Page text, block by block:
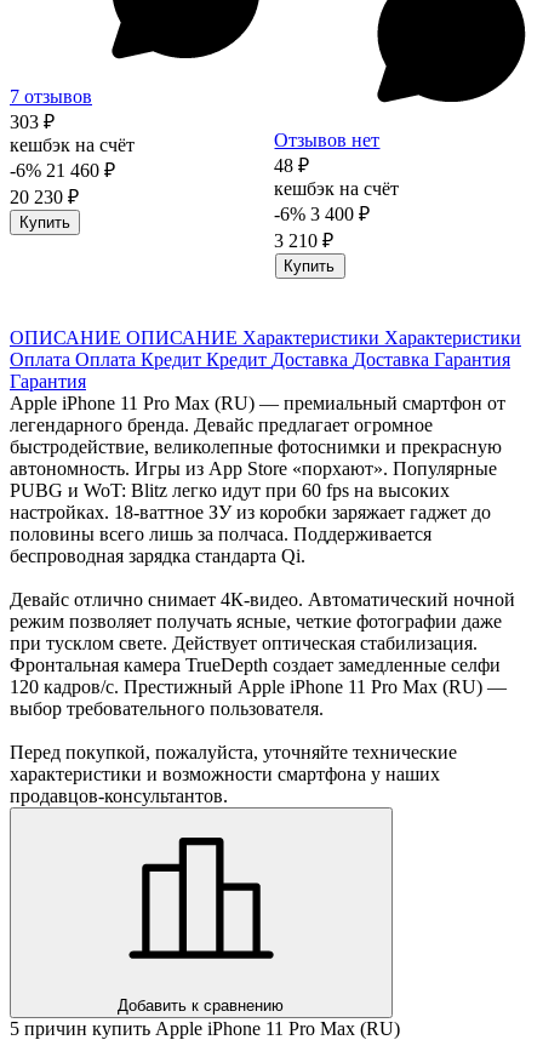
7 отзывов
303 ₽
кешбэк на счёт
-6% 21 460 ₽
20 230 ₽
Купить
Отзывов нет
48 ₽
кешбэк на счёт
-6% 3 400 ₽
3 210 ₽
Купить
ОПИСАНИЕ ОПИСАНИЕ Характеристики Характеристики
Оплата Оплата Кредит Кредит Доставка Доставка Гарантия
Гарантия
Apple iPhone 11 Pro Max (RU) — премиальный смартфон от
легендарного бренда. Девайс предлагает огромное
быстродействие, великолепные фотоснимки и прекрасную
автономность. Игры из App Store «порхают». Популярные
PUBG и WoT: Blitz легко идут при 60 fps на высоких
настройках. 18-ваттное ЗУ из коробки заряжает гаджет до
половины всего лишь за полчаса. Поддерживается
беспроводная зарядка стандарта Qi.
Девайс отлично снимает 4К-видео. Автоматический ночной
режим позволяет получать ясные, четкие фотографии даже
при тусклом свете. Действует оптическая стабилизация.
Фронтальная камера TrueDepth создает замедленные селфи
120 кадров/с. Престижный Apple iPhone 11 Pro Max (RU) —
выбор требовательного пользователя.
Перед покупкой, пожалуйста, уточняйте технические
характеристики и возможности смартфона у наших
продавцов-консультантов.
Добавить к сравнению
5 причин купить Apple iPhone 11 Pro Max (RU)